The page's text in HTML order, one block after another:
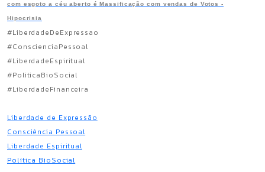
com esgoto a céu aberto é Massificação com vendas de Votos -
Hipocrisia
#LiberdadeDeExpressao
#ConscienciaPessoal
#LiberdadeEspiritual
#PoliticaBioSocial
#LiberdadeFinanceira
Liberdade de Expressão
Consciência Pessoal
Liberdade Espiritual
Política BioSocial